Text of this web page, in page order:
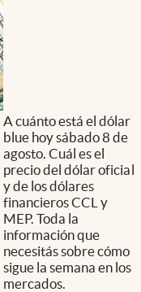
A cuánto está el dólar
blue hoy sábado 8 de
agosto. Cuál es el
precio del dólar oficial
y de los dólares
financieros CCL y
MEP. Toda la
información que
necesitás sobre cómo
sigue la semana en los
mercados.